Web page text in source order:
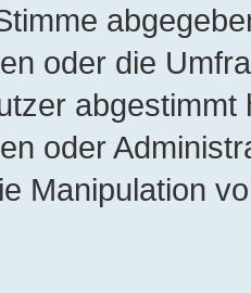
oder die
oder
Manipulation